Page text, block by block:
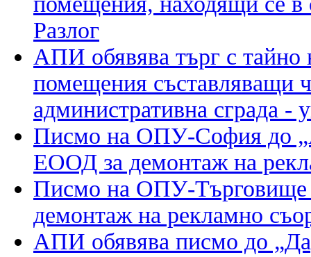
Разлог
АПИ обявява търг с тайно
помещения съставляващи
административна сграда
Писмо на ОПУ-София до
ЕООД за демонтаж на
Писмо на ОПУ-
демонтаж на рекламно
АПИ обявява писмо до